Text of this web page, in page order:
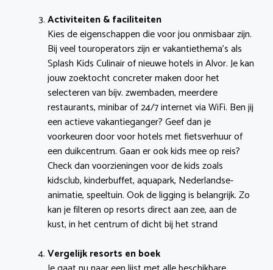
Activiteiten & faciliteiten
Kies de eigenschappen die voor jou onmisbaar zijn.
Bij veel touroperators zijn er vakantiethema’s als
Splash Kids Culinair of nieuwe hotels in Alvor. Je kan
jouw zoektocht concreter maken door het
selecteren van bijv. zwembaden, meerdere
restaurants, minibar of 24/7 internet via WiFi. Ben jij
een actieve vakantieganger? Geef dan je
voorkeuren door voor hotels met fietsverhuur of
een duikcentrum. Gaan er ook kids mee op reis?
Check dan voorzieningen voor de kids zoals
kidsclub, kinderbuffet, aquapark, Nederlandse-
animatie, speeltuin. Ook de ligging is belangrijk. Zo
kan je filteren op resorts direct aan zee, aan de
kust, in het centrum of dicht bij het strand
Vergelijk resorts en boek